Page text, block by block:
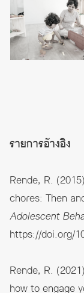
รายการอ้างอิง
Rende, R.
chores: Then
Adolescent
https://doi.org/
Rende, R.
how to engage